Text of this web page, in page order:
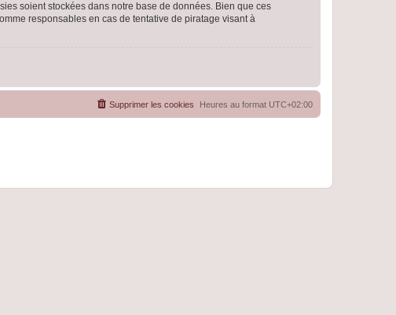
soient stockées dans notre base de données. Bien que ces
responsables en cas de tentative de piratage visant à
Heures au format UTC+02:00
Supprimer les cookies